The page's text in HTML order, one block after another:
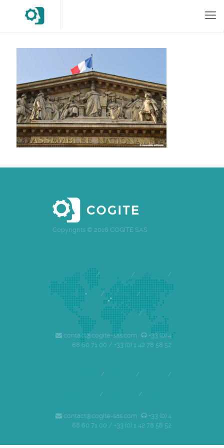
Copyrights © 2016 COGITE SAS
Accueil / / Equipe /
Références / Clients / Emploi
/ Contact
contact@cogite-sas.com ·
+33 (0) 4
68 60 71 00 / +33 (0) 1 42 78 58 52
/ / /
/ /
contact@cogite-sas.com ·
+33 (0) 4
68 60 71 00 / +33 (0) 1 42 78 58 52